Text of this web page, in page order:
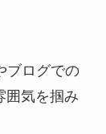
ブログでの
囲気を掴み